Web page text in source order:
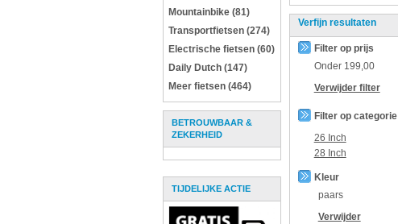
Mountainbike (81)
Transportfietsen (274)
Electrische fietsen (60)
Daily Dutch (147)
Meer fietsen (464)
BETROUWBAAR &
ZEKERHEID
TIJDELIJKE ACTIE
Verfijn resultaten
Filter op prijs
Onder 199,00
Verwijder filter
Filter op categorie
26 Inch
28 Inch
Kleur
paars
Verwijder